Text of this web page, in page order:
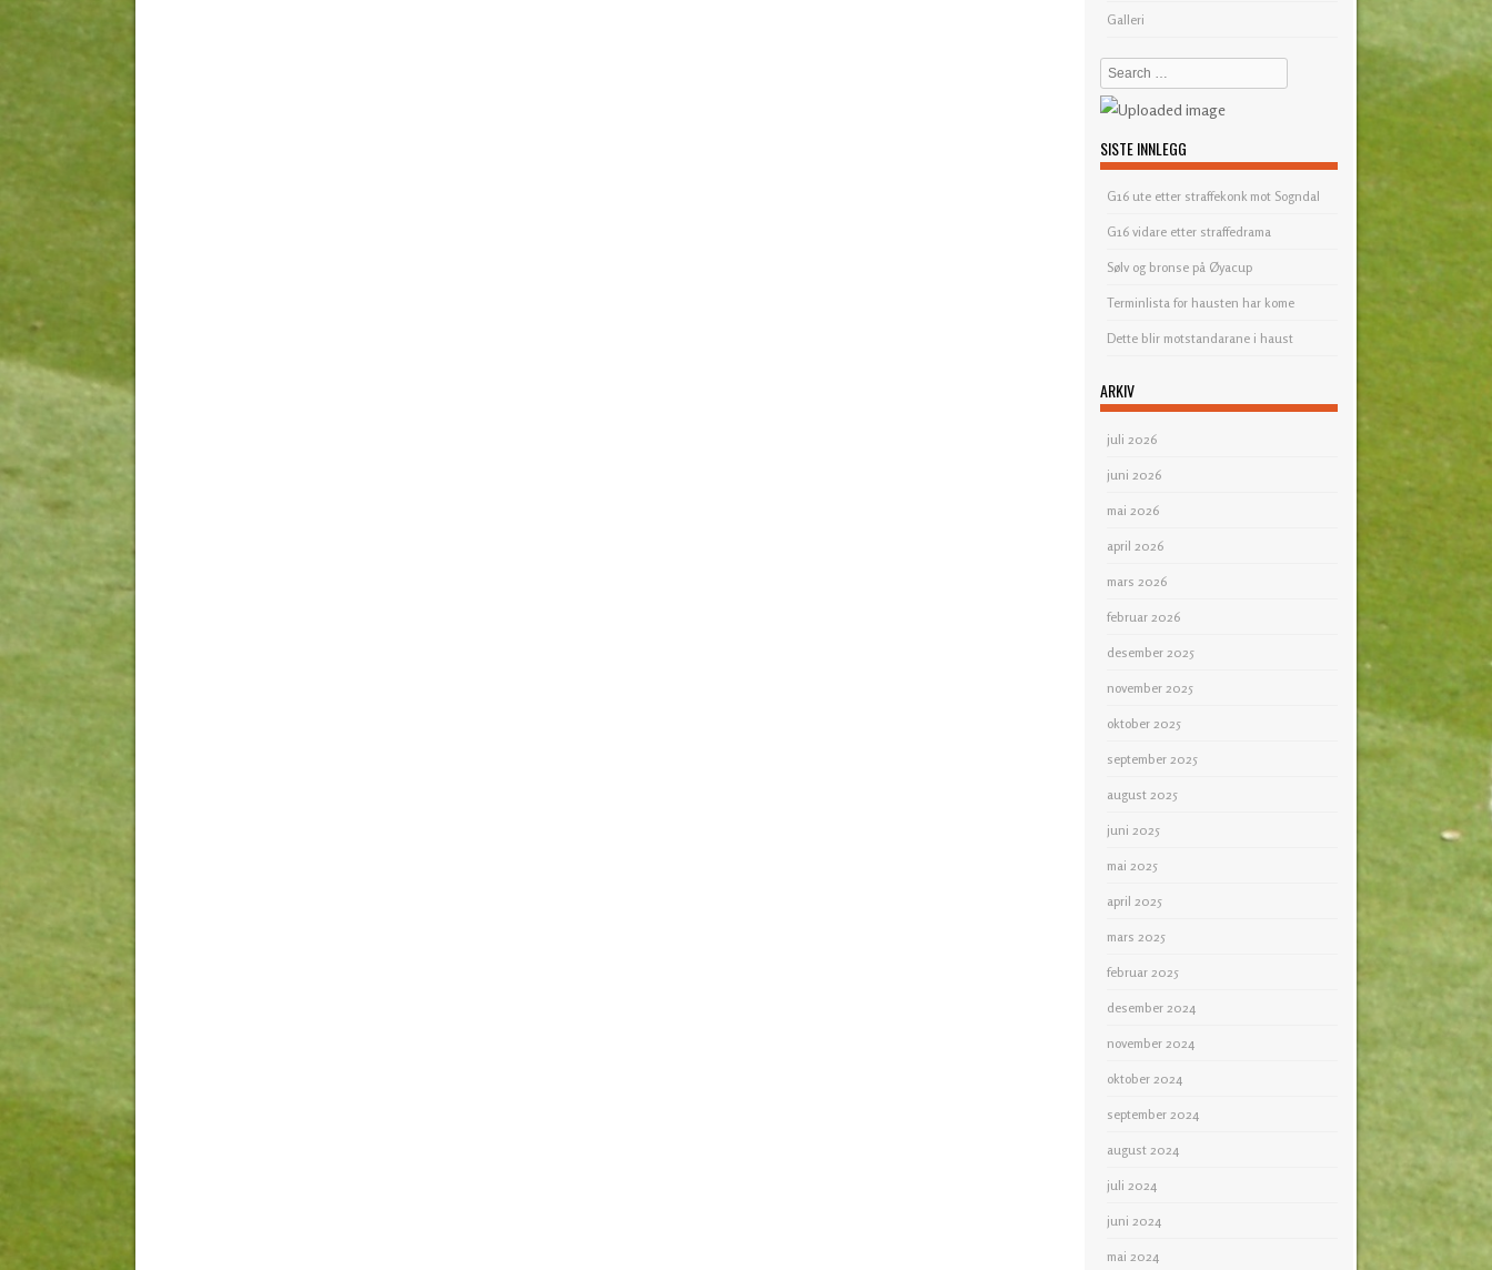
Galleri
Search
SISTE INNLEGG
G16 ute etter straffekonk mot Sogndal
G16 vidare etter straffedrama
Sølv og bronse på Øyacup
Terminlista for hausten har kome
Dette blir motstandarane i haust
ARKIV
juli 2026
juni 2026
mai 2026
april 2026
mars 2026
februar 2026
desember 2025
november 2025
oktober 2025
september 2025
august 2025
juni 2025
mai 2025
april 2025
mars 2025
februar 2025
desember 2024
november 2024
oktober 2024
september 2024
august 2024
juli 2024
juni 2024
mai 2024